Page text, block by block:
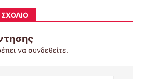
να συνδεθείτε.